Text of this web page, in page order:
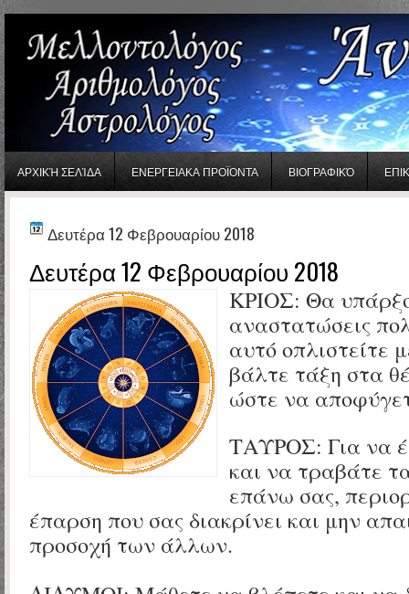
ΑΡΧΙΚΉ ΣΕΛΊΔΑ ΕΝΕΡΓΕΙΑΚΑ ΠΡΟΪΟΝΤΑ ΒΙΟΓΡΑΦΙΚΌ
Δευτέρα 12 Φεβρουαρίου 2018
Δευτέρα 12 Φεβρουαρίου 2018
ΚΡΙΟΣ: Θα
αναστατώσεις
αυτό οπλιστείτε
βάλτε τάξη στα
ώστε να
ΤΑΥΡΟΣ: Για να
και να τραβάτε
επάνω σας,
έπαρση που σας διακρίνει και μην
προσοχή των άλλων.